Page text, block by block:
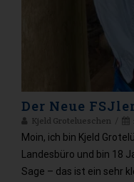
Der Neue
Kjeld Grotelueschen
Moin, ich bin Kjeld
Landesbüro und bin 18
Sage – das ist ein sehr